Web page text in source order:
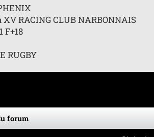
XV RACING CLUB NARBONNAIS
F+18
RUGBY
forum